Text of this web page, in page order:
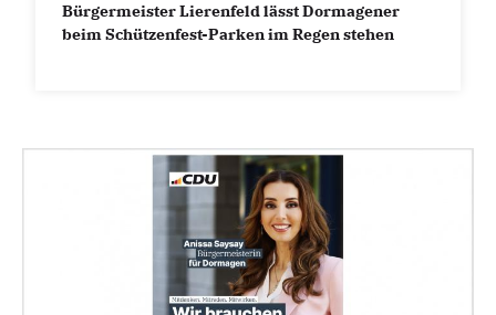
Bürgermeister Lierenfeld lässt Dormagener
beim Schützenfest-Parken im Regen stehen